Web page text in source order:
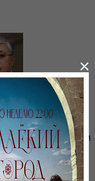
| Роль Казахстана в
×